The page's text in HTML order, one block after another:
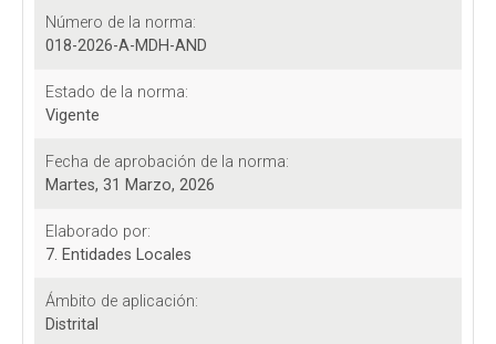
Número de la norma:
018-2026-A-MDH-AND
Estado de la norma:
Vigente
Fecha de aprobación de la norma:
Martes, 31 Marzo, 2026
Elaborado por:
7. Entidades Locales
Ámbito de aplicación:
Distrital